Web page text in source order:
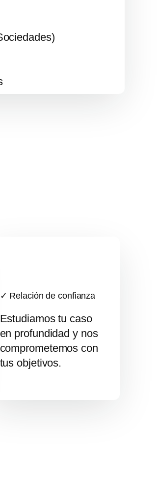
✓ Relación de confianza
Estudiamos tu caso
en profundidad y nos
comprometemos con
tus objetivos.